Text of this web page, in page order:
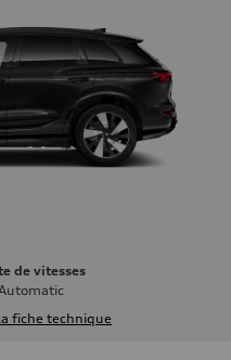
de vitesses
fiche technique